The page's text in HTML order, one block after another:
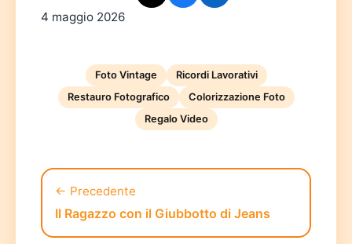
4 maggio 2026
Foto Vintage
Ricordi Lavorativi
Restauro Fotografico
Colorizzazione Foto
Regalo Video
← Precedente
Il Ragazzo con il Giubbotto di Jeans